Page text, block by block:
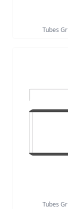
Tubes
Tubes